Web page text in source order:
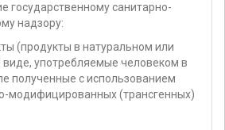
государственному санитарно-
надзору:
(продукты в натуральном или
употребляемые человеком в
полученные с использованием
модифицированных (трансгенных)